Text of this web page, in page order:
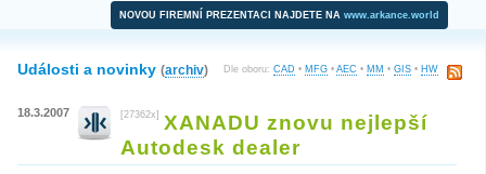
NOVOU FIREMNÍ PREZENTACI NAJDETE NA www.arkance.world
Dle oboru: CAD • MFG • AEC • MM • GIS • HW
Události a novinky (archiv)
18.3.2007 [27362x] XANADU znovu nejlepší
Autodesk dealer